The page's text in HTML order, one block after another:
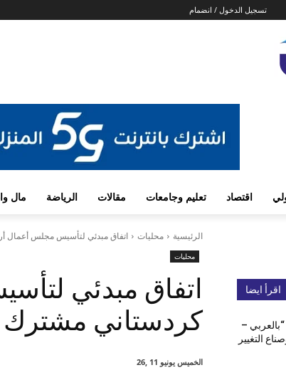
تسجيل الدخول / انضمام
اقتصاد تعليم وجامعات مقالات الرياضة مال
الرئيسية محليات اتفاق مبدئي لتأسيس مجلس أعمال
محليات
اتفاق مبدئي
كردستاني مشترك
الخميس يونيو 11 ,26
اقرأ ايضا
–
التغيير